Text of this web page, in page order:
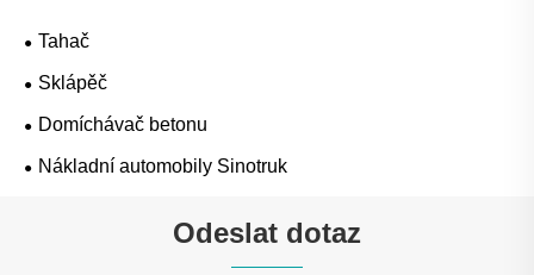
Tahač
Sklápěč
Domíchávač betonu
Nákladní automobily Sinotruk
Odeslat dotaz